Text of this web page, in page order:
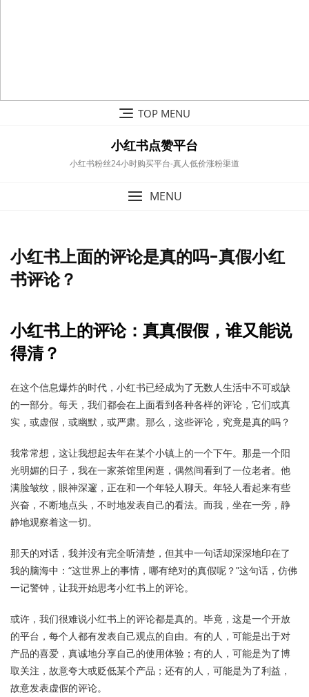
TOP MENU
小红书点赞平台
小红书粉丝24小时购买平台-真人低价涨粉渠道
MENU
小红书上面的评论是真的吗-真假小红
书评论？
小红书上的评论：真真假假，谁又能说
得清？
在这个信息爆炸的时代，小红书已经成为了无数人生活中不可或缺
的一部分。每天，我们都会在上面看到各种各样的评论，它们或真
实，或虚假，或幽默，或严肃。那么，这些评论，究竟是真的吗？
我常常想，这让我想起去年在某个小镇上的一个下午。那是一个阳
光明媚的日子，我在一家茶馆里闲逛，偶然间看到了一位老者。他
满脸皱纹，眼神深邃，正在和一个年轻人聊天。年轻人看起来有些
兴奋，不断地点头，不时地发表自己的看法。而我，坐在一旁，静
静地观察着这一切。
那天的对话，我并没有完全听清楚，但其中一句话却深深地印在了
我的脑海中：“这世界上的事情，哪有绝对的真假呢？”这句话，仿佛
一记警钟，让我开始思考小红书上的评论。
或许，我们很难说小红书上的评论都是真的。毕竟，这是一个开放
的平台，每个人都有发表自己观点的自由。有的人，可能是出于对
产品的喜爱，真诚地分享自己的使用体验；有的人，可能是为了博
取关注，故意夸大或贬低某个产品；还有的人，可能是为了利益，
故意发表虚假的评论。